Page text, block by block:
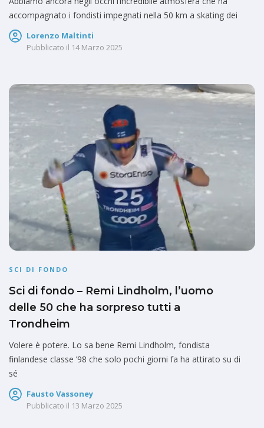
accompagnato i fondisti impegnati nella 50 km a skating dei
Lorenzo Maltinti
Pubblicato il 14 Marzo 2025
SCI DI FONDO
Sci di fondo – Remi Lindholm, l’uomo
delle 50 che ha sorpreso tutti a
Trondheim
Volere è potere. Lo sa bene Remi Lindholm, fondista
finlandese classe ’98 che solo pochi giorni fa ha attirato su di
sé
Fausto Vassoney
Pubblicato il 13 Marzo 2025